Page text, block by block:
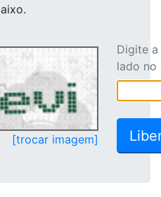
[trocar imagem]
Digite
lado no